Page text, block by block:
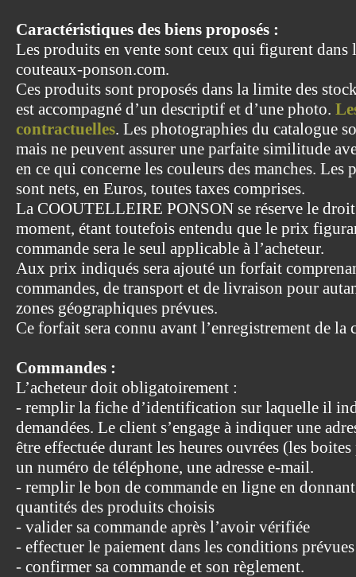
Caractéristiques des biens proposés :
Les produits en vente sont ceux qui figurent dans
couteaux-ponson.com.
Ces produits sont proposés dans la limite des
est accompagné d’un descriptif et d’une photo.
contractuelles. Les photographies du catalogue
mais ne peuvent assurer une parfaite similitude
en ce qui concerne les couleurs des manches.
sont nets, en Euros, toutes taxes comprises.
La COOUTELLEIRE PONSON se réserve le
moment, étant toutefois entendu que le prix
commande sera le seul applicable à l’acheteur.
Aux prix indiqués sera ajouté un forfait
commandes, de transport et de livraison pour
zones géographiques prévues.
Ce forfait sera connu avant l’enregistrement de la
Commandes :
L’acheteur doit obligatoirement :
- remplir la fiche d’identification sur laquelle il
demandées. Le client s’engage à indiquer une
être effectuée durant les heures ouvrées (les boites
un numéro de téléphone, une adresse e-mail.
- remplir le bon de commande en ligne en
quantités des produits choisis
- valider sa commande après l’avoir vérifiée
- effectuer le paiement dans les conditions prévues
- confirmer sa commande et son règlement.